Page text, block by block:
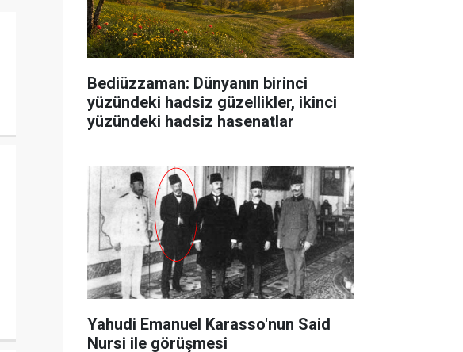
Bediüzzaman: Dünyanın birinci
yüzündeki hadsiz güzellikler, ikinci
yüzündeki hadsiz hasenatlar
Yahudi Emanuel Karasso'nun Said
Nursi ile görüşmesi